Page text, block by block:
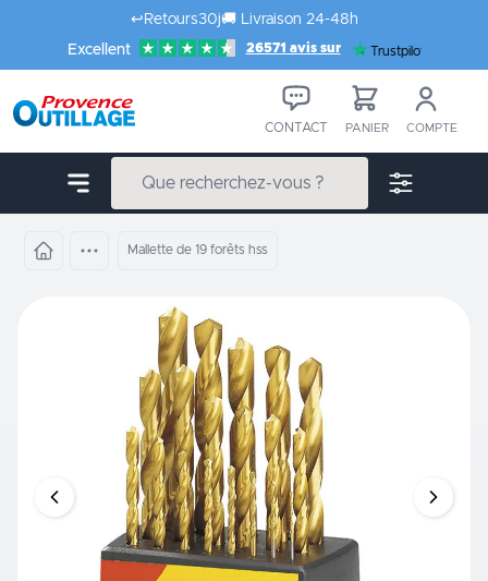
Aller au contenu
↩️ Retours30j🚚 Livraison 24-48h
Excellent
26571 avis sur Trustpilot
CONTACT PANIER COMPTE
Mallette de 19 forêts hss